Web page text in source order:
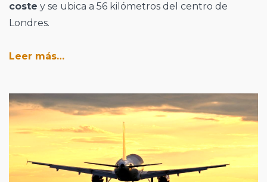
coste y se ubica a 56 kilómetros del centro de
Londres.
Leer más…